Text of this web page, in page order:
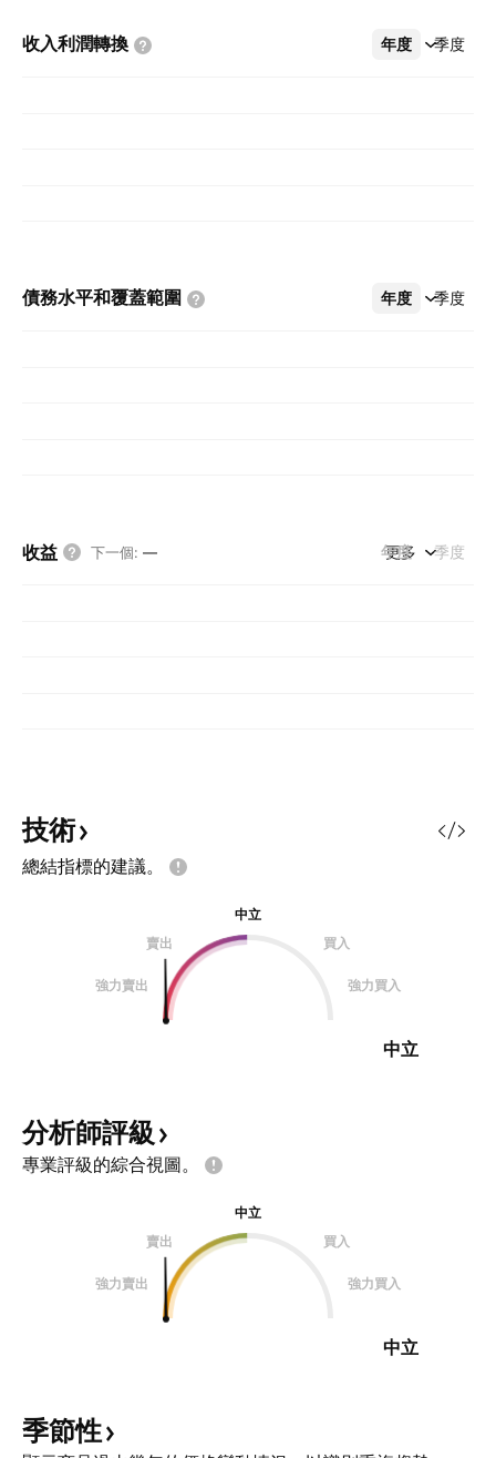
收入利潤轉換 年度 季度
更多
債務水平和覆蓋範圍 年度 季度
更多
收益 下一個: — 年度 季度
更多
技術
總結指標的建議。
中立
賣出
買入
強力賣出 強力買入
中立
分析師評級
專業評級的綜合視圖。
中立
賣出
買入
強力賣出 強力買入
中立
季節性